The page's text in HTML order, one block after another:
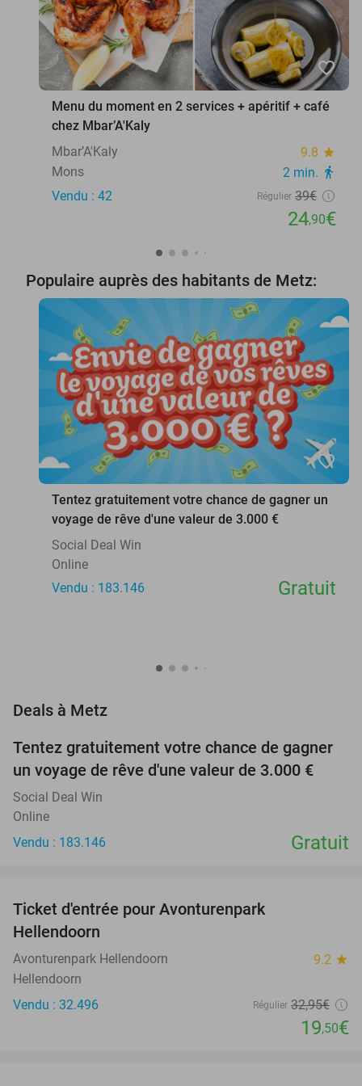
favorite_border
Menu du moment en 2 services + apéritif + café
chez Mbar’A'Kaly
Mbar’A'Kaly
9.8 star
Mons 2 min. directions_walk
Vendu : 42 Régulier 39€
24,90€
Populaire auprès des habitants de Metz:
favorite_border
Tentez gratuitement votre chance de gagner un
voyage de rêve d'une valeur de 3.000 €
Social Deal Win
Online
Vendu : 183.146
Gratuit
Deals à Metz
Tentez gratuitement votre chance de gagner
un voyage de rêve d'une valeur de 3.000 €
Social Deal Win
Online
Vendu : 183.146
Gratuit
Ticket d'entrée pour Avonturenpark
Hellendoorn
Avonturenpark Hellendoorn 9.2 star
Hellendoorn
Vendu : 32.496
Régulier 32,95€
19,50€